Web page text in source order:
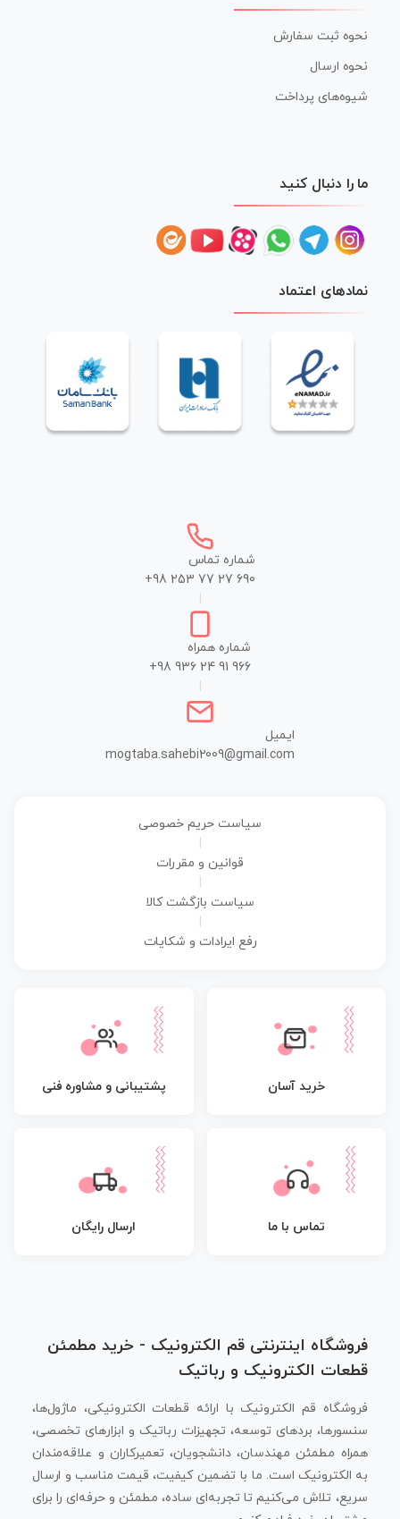
نحوه ثبت سفارش
نحوه ارسال
شیوه‌های پرداخت
ما را دنبال کنید
نمادهای اعتماد
شماره تماس
+98 253 77 27 690
شماره همراه
+98 936 24 91 966
ایمیل
mogtaba.sahebi2009@gmail.com
سیاست حریم خصوصی
قوانین و مقررات
سیاست بازگشت کالا
رفع ایرادات و شکایات
خرید آسان پشتیبانی و مشاوره فنی
تماس با ما ارسال رایگان
فروشگاه اینترنتی قم الکترونیک - خرید مطمئن
قطعات الکترونیک و رباتیک
فروشگاه قم الکترونیک با ارائه قطعات الکترونیکی، ماژول‌ها،
سنسورها، بردهای توسعه، تجهیزات رباتیک و ابزارهای تخصصی،
همراه مطمئن مهندسان، دانشجویان، تعمیرکاران و علاقه‌مندان
به الکترونیک است. ما با تضمین کیفیت، قیمت مناسب و ارسال
سریع، تلاش می‌کنیم تا تجربه‌ای ساده، مطمئن و حرفه‌ای را برای